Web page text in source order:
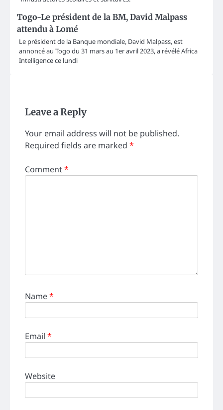
Togo-Le président de la BM, David Malpass
attendu à Lomé
Le président de la Banque mondiale, David Malpass, est
annoncé au Togo du 31 mars au 1er avril 2023, a révélé Africa
Intelligence ce lundi
Leave a Reply
Your email address will not be published.
Required fields are marked *
Comment*
Name*
Email *
Website